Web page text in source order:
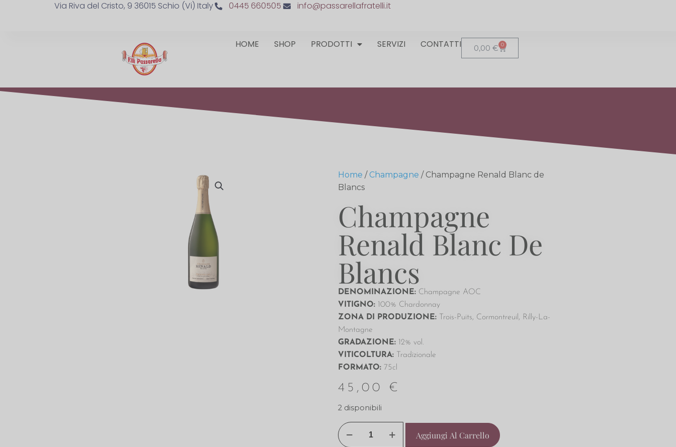
Via Riva del Cristo, 9 36015 Schio (Vi) Italy 0445 660505 info@passarellafratelli.it
HOME SHOP PRODOTTI SERVIZI CONTATTI 0,00 € 0
Home / Champagne / Champagne Renald Blanc de
Blancs
Champagne
Renald Blanc De
Blancs
DENOMINAZIONE: Champagne AOC
VITIGNO:
100% Chardonnay
ZONA DI PRODUZIONE:
Trois-Puits, Cormontreuil, Rilly-La-
Montagne
GRADAZIONE:
12% vol.
VITICOLTURA: Tradizionale
FORMATO: 75cl
45,00 €
2 disponibili
Aggiungi Al Carrello